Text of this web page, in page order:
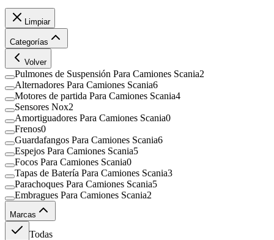
Limpiar
Categorías
Volver
Pulmones de Suspensión Para Camiones Scania2
Alternadores Para Camiones Scania6
Motores de partida Para Camiones Scania4
Sensores Nox2
Amortiguadores Para Camiones Scania0
Frenos0
Guardafangos Para Camiones Scania6
Espejos Para Camiones Scania5
Focos Para Camiones Scania0
Tapas de Batería Para Camiones Scania3
Parachoques Para Camiones Scania5
Embragues Para Camiones Scania2
Marcas
Todas